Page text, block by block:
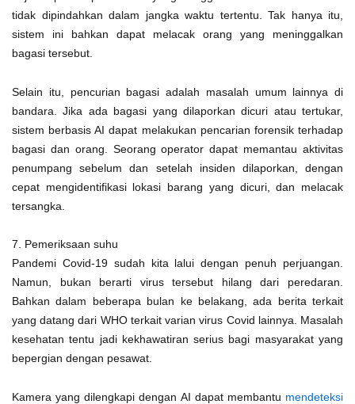
tidak dipindahkan dalam jangka waktu tertentu. Tak hanya itu,
sistem ini bahkan dapat melacak orang yang meninggalkan
bagasi tersebut.
Selain itu, pencurian bagasi adalah masalah umum lainnya di
bandara. Jika ada bagasi yang dilaporkan dicuri atau tertukar,
sistem berbasis AI dapat melakukan pencarian forensik terhadap
bagasi dan orang. Seorang operator dapat memantau aktivitas
penumpang sebelum dan setelah insiden dilaporkan, dengan
cepat mengidentifikasi lokasi barang yang dicuri, dan melacak
tersangka.
7. Pemeriksaan suhu
Pandemi Covid-19 sudah kita lalui dengan penuh perjuangan.
Namun, bukan berarti virus tersebut hilang dari peredaran.
Bahkan dalam beberapa bulan ke belakang, ada berita terkait
yang datang dari WHO terkait varian virus Covid lainnya. Masalah
kesehatan tentu jadi kekhawatiran serius bagi masyarakat yang
bepergian dengan pesawat.
Kamera yang dilengkapi dengan AI dapat membantu mendeteksi